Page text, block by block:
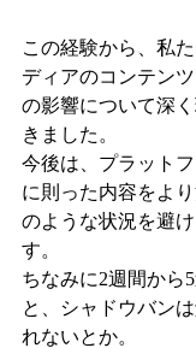
この経験から、私
ディアのコンテン
の影響について深
きました。
今後は、プラット
に則った内容をよ
のような状況を避
す。
ちなみに2週間から
と、シャドウバン
れないとか。